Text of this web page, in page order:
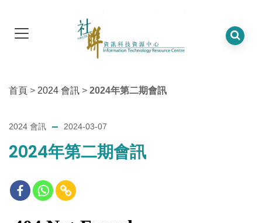
首頁 > 2024 會訊 > 2024年第二期會訊
2024 會訊 2024-03-07
2024年第二期會訊